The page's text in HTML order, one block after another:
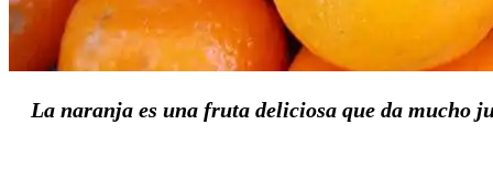
La naranja es una fruta deliciosa que da mucho